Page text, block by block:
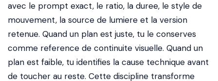
avec le prompt exact, le ratio, la duree, le style de
mouvement, la source de lumiere et la version
retenue. Quand un plan est juste, tu le conserves
comme reference de continuite visuelle. Quand un
plan est faible, tu identifies la cause technique avant
de toucher au reste. Cette discipline transforme